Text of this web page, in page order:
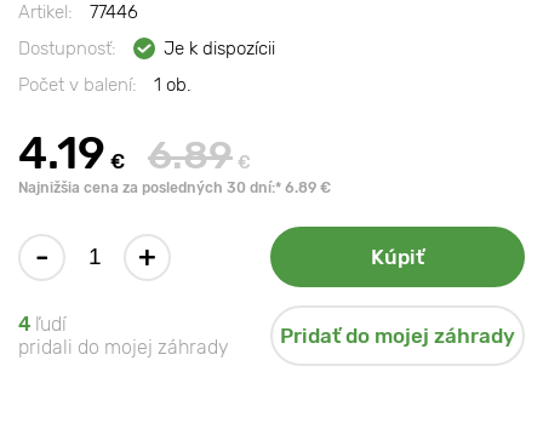
Artikel:
77446
Dostupnosť:
Je k dispozícii
Počet v balení:
1 ob.
4.19 € 6.89 €
Najnižšia cena za posledných 30 dní:* 6.89 €
- + Kúpiť
4 ľudí
pridali do mojej záhrady
Pridať do mojej záhrady